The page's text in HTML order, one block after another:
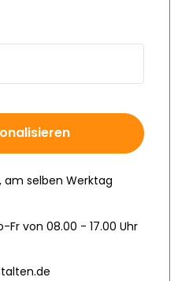
am selben Werktag
Fr von 08.00 - 17.00 Uhr